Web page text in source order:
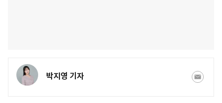
박지영 기자